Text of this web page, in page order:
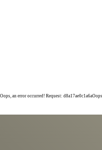
Oops, an error occurred! Request: